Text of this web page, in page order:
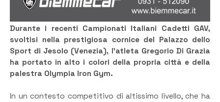
Durante i recenti Campionati Italiani Cadetti GAV,
svoltisi nella prestigiosa cornice del Palazzo dello
Sport di Jesolo (Venezia), l’atleta Gregorio Di Grazia
ha portato in alto i colori della propria città e della
palestra Olympia Iron Gym.
​​In un contesto competitivo di altissimo livello, che ha